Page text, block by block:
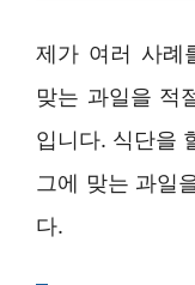
제가 여러 사례
맞는 과일을 적
입니다. 식단을
그에 맞는 과일
다.